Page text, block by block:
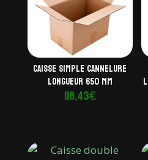
Caisse simple cannelure
longueur 650 mm
118,43€